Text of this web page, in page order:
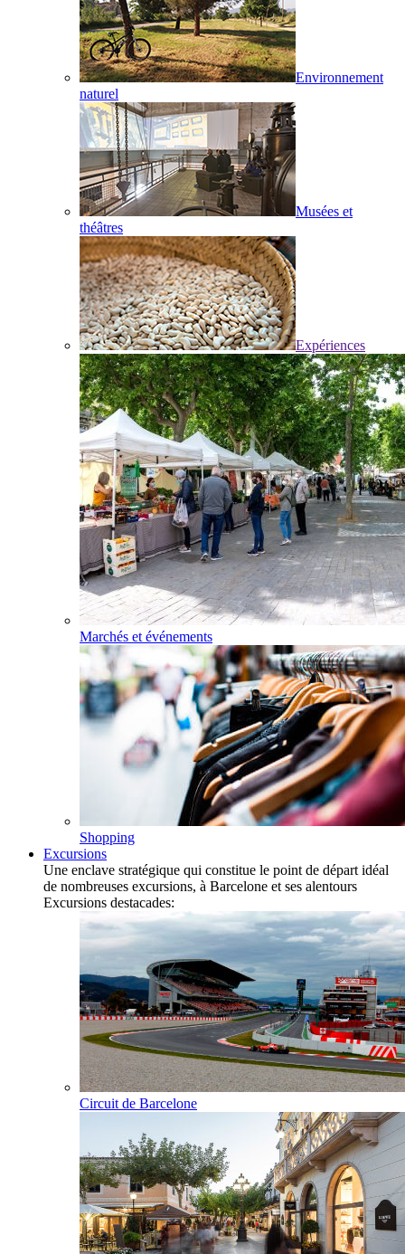
Environnement
naturel
Musées et
théâtres
Expériences
Marchés et événements
Shopping
Excursions
Une enclave stratégique qui constitue le point de départ idéal
de nombreuses excursions, à Barcelone et ses alentours
Excursions destacades:
Circuit de Barcelone